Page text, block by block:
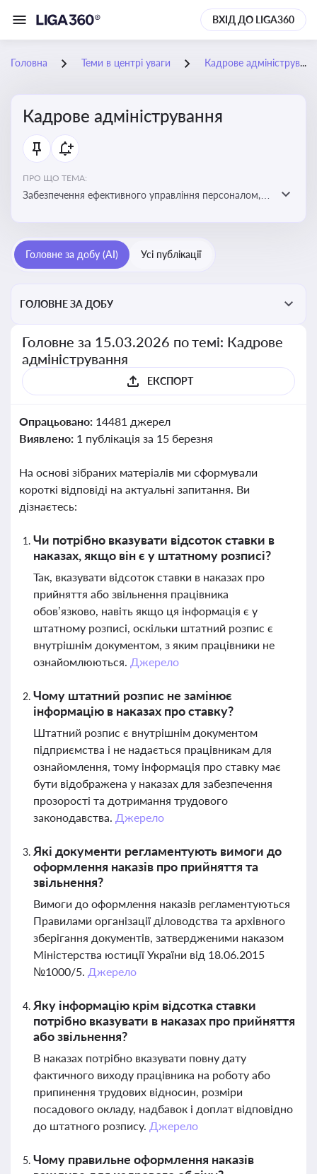
ВХІД ДО LIGA360
Головна Теми в центрі уваги Кадрове адміністрування
Кадрове адміністрування
ПРО ЩО ТЕМА:
Забезпечення ефективного управління персоналом,
Головне за добу (AI) Усі публікації
ГОЛОВНЕ ЗА ДОБУ
Головне за 15.03.2026 по темі: Кадрове
адміністрування
ЕКСПОРТ
Опрацьовано: 14481 джерел
Виявлено: 1 публікація за 15 березня
На основі зібраних матеріалів ми сформували
короткі відповіді на актуальні запитання. Ви
дізнаєтесь:
Чи потрібно вказувати відсоток ставки в
наказах, якщо він є у штатному розписі?
Так, вказувати відсоток ставки в наказах про
прийняття або звільнення працівника
обов’язково, навіть якщо ця інформація є у
штатному розписі, оскільки штатний розпис є
внутрішнім документом, з яким працівники не
ознайомлюються. Джерело
Чому штатний розпис не замінює
інформацію в наказах про ставку?
Штатний розпис є внутрішнім документом
підприємства і не надається працівникам для
ознайомлення, тому інформація про ставку має
бути відображена у наказах для забезпечення
прозорості та дотримання трудового
законодавства. Джерело
Які документи регламентують вимоги до
оформлення наказів про прийняття та
звільнення?
Вимоги до оформлення наказів регламентуються
Правилами організації діловодства та архівного
зберігання документів, затвердженими наказом
Міністерства юстиції України від 18.06.2015
№1000/5. Джерело
Яку інформацію крім відсотка ставки
потрібно вказувати в наказах про прийняття
або звільнення?
В наказах потрібно вказувати повну дату
фактичного виходу працівника на роботу або
припинення трудових відносин, розміри
посадового окладу, надбавок і доплат відповідно
до штатного розпису. Джерело
Чому правильне оформлення наказів